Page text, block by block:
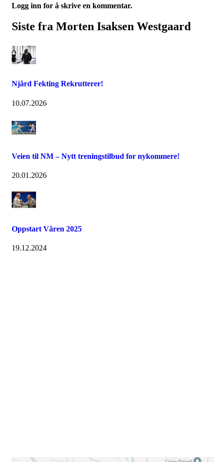
Logg inn for å skrive en kommentar.
Siste fra Morten Isaksen Westgaard
Njård Fekting Rekrutterer!
10.07.2026
Veien til NM – Nytt treningstilbud for nykommere!
20.01.2026
Oppstart Våren 2025
19.12.2024